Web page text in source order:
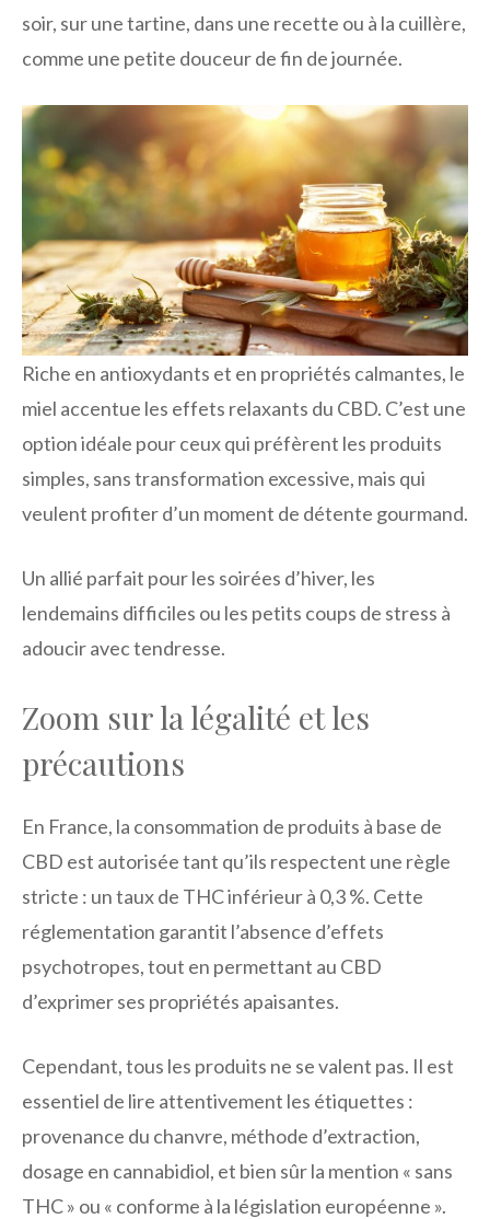
soir, sur une tartine, dans une recette ou à la cuillère,
comme une petite douceur de fin de journée.
Riche en antioxydants et en propriétés calmantes, le
miel accentue les effets relaxants du CBD. C’est une
option idéale pour ceux qui préfèrent les produits
simples, sans transformation excessive, mais qui
veulent profiter d’un moment de détente gourmand.
Un allié parfait pour les soirées d’hiver, les
lendemains difficiles ou les petits coups de stress à
adoucir avec tendresse.
Zoom sur la légalité et les
précautions
En France, la consommation de produits à base de
CBD est autorisée tant qu’ils respectent une règle
stricte : un taux de THC inférieur à 0,3 %. Cette
réglementation garantit l’absence d’effets
psychotropes, tout en permettant au CBD
d’exprimer ses propriétés apaisantes.
Cependant, tous les produits ne se valent pas. Il est
essentiel de lire attentivement les étiquettes :
provenance du chanvre, méthode d’extraction,
dosage en cannabidiol, et bien sûr la mention « sans
THC » ou « conforme à la législation européenne ».